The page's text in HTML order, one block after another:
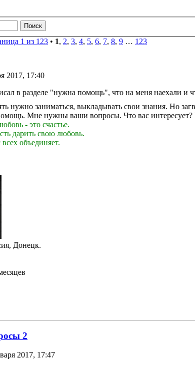
1 из 123 • 1, 2, 3, 4, 5, 6, 7, 8, 9 … 123
2017, 17:40
в разделе "нужна помощь", что на меня наехали
нужно заниматься, выкладывать свои знания. Но
Мне нужны ваши вопросы. Что вас интересует?
- это счастье.
дарить свою любовь.
объединяет.
Донецк.
2
2017, 17:47